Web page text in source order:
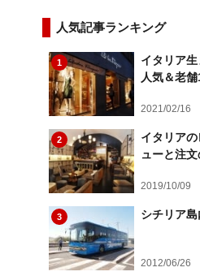
人気記事ランキング
1
イタリア
人気＆老
2021/02/16
2
イタリア
ューと注
2019/10/09
3 シチリア
2012/06/26